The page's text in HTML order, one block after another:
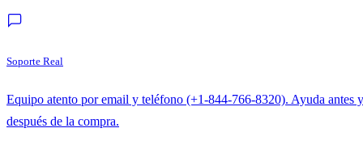
Soporte Real
Equipo atento por email y teléfono (+1-844-766-8320). Ayuda antes y
después de la compra.